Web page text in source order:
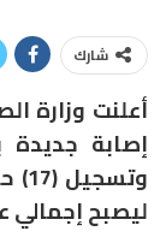
شارك
ليصبح إجمالي عدد